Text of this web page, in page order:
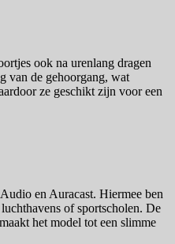
ook na urenlang dragen
van de gehoorgang, wat
ze geschikt zijn voor een
en Auracast. Hiermee ben
of sportscholen. De
het model tot een slimme